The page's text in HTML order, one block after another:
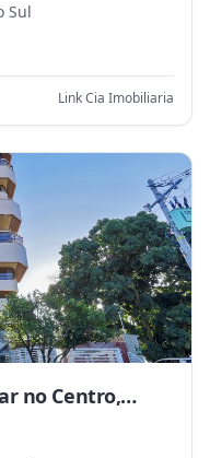
Sul
Link Cia Imobiliaria
no Centro,